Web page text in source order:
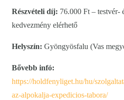
Részvételi díj: 76.000 Ft – testvér-
kedvezmény elérhető
Helyszín: Gyöngyösfalu (Vas
Bővebb infó:
https://holdfenyliget.hu/hu/
az-alpokalja-expedicios-tabora/